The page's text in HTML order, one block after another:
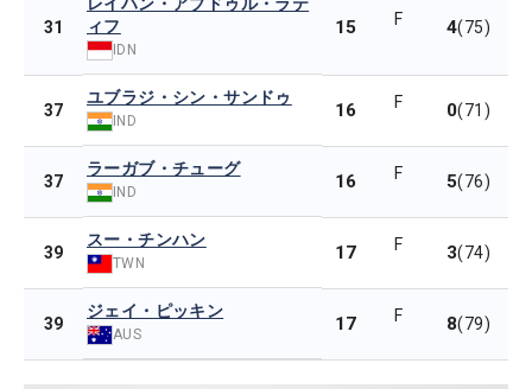
31
レイハン・アブドゥル・ラテ
ィフ
IDN
15 F 4(75)
37
ユブラジ・シン・サンドゥ
IND 16 F 0(71)
37
ラーガブ・チューグ
IND 16 F 5(76)
39
スー・チンハン
TWN 17 F 3(74)
39
ジェイ・ピッキン
AUS 17 F 8(79)